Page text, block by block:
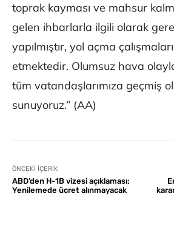
toprak kayması ve mahsur
gelen ihbarlarla ilgili olarak
yapılmıştır, yol açma
etmektedir. Olumsuz hava
tüm vatandaşlarımıza geçmiş
sunuyoruz.” (AA)
ÖNCEKI İÇERIK
ABD’den H-1B vizesi açıklaması:
Yenilemede ücret alınmayacak